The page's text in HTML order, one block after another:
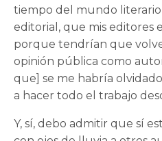
tiempo del mundo
editorial, que mis editores
porque tendrían que
opinión pública como
que] se me habría
a hacer todo el trabajo
Y, sí, debo admitir que sí